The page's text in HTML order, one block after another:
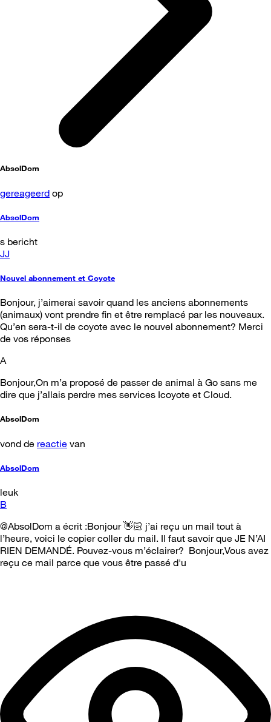
AbsolDom
gereageerd op
AbsolDom
s bericht
JJ
Nouvel abonnement et Coyote
Bonjour, j’aimerai savoir quand les anciens abonnements
(animaux) vont prendre fin et être remplacé par les nouveaux.
Qu’en sera-t-il de coyote avec le nouvel abonnement? Merci
de vos réponses
A
Bonjour,On m’a proposé de passer de animal à Go sans me
dire que j’allais perdre mes services Icoyote et Cloud.
AbsolDom
vond de reactie van
AbsolDom
leuk
B
@AbsolDom a écrit :Bonjour 👋🏻 j’ai reçu un mail tout à
l’heure, voici le copier coller du mail. Il faut savoir que JE N’AI
RIEN DEMANDÉ. Pouvez-vous m’éclairer? Bonjour,Vous avez
reçu ce mail parce que vous être passé d'u